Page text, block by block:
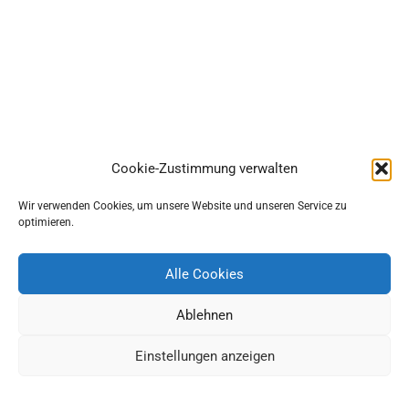
Cookie-Zustimmung verwalten
Wir verwenden Cookies, um unsere Website und unseren Service zu
optimieren.
Alle Cookies
Ablehnen
Einstellungen anzeigen